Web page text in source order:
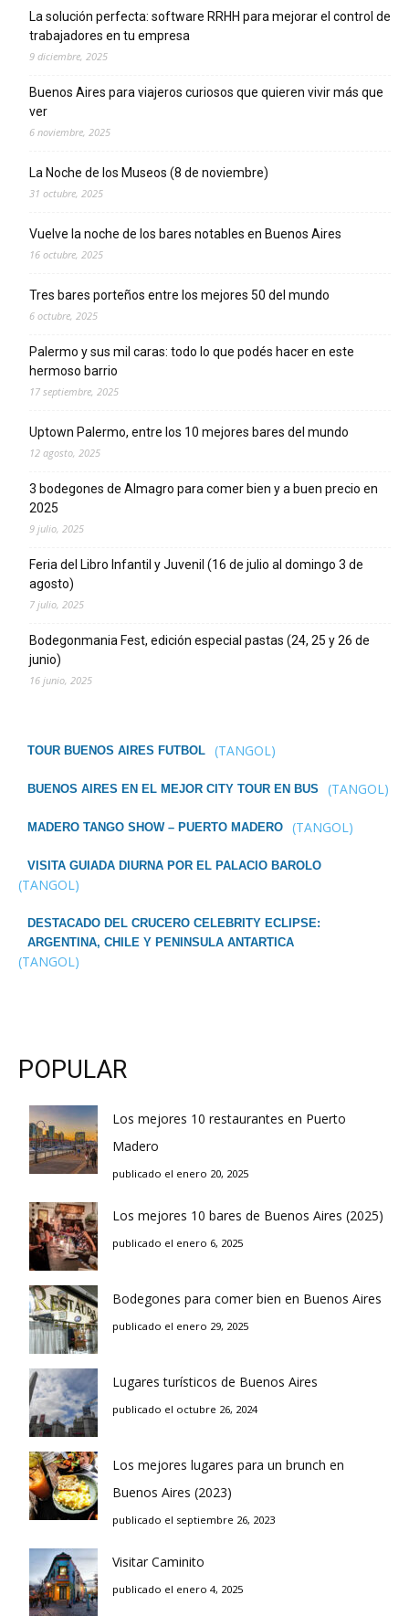
La solución perfecta: software RRHH para mejorar el control de
trabajadores en tu empresa
9 diciembre, 2025
Buenos Aires para viajeros curiosos que quieren vivir más que
ver
6 noviembre, 2025
La Noche de los Museos (8 de noviembre)
31 octubre, 2025
Vuelve la noche de los bares notables en Buenos Aires
16 octubre, 2025
Tres bares porteños entre los mejores 50 del mundo
6 octubre, 2025
Palermo y sus mil caras: todo lo que podés hacer en este
hermoso barrio
17 septiembre, 2025
Uptown Palermo, entre los 10 mejores bares del mundo
12 agosto, 2025
3 bodegones de Almagro para comer bien y a buen precio en
2025
9 julio, 2025
Feria del Libro Infantil y Juvenil (16 de julio al domingo 3 de
agosto)
7 julio, 2025
Bodegonmania Fest, edición especial pastas (24, 25 y 26 de
junio)
16 junio, 2025
TOUR BUENOS AIRES FUTBOL (TANGOL)
BUENOS AIRES EN EL MEJOR CITY TOUR EN BUS (TANGOL)
MADERO TANGO SHOW – PUERTO MADERO (TANGOL)
VISITA GUIADA DIURNA POR EL PALACIO BAROLO
(TANGOL)
DESTACADO DEL CRUCERO CELEBRITY ECLIPSE:
ARGENTINA, CHILE Y PENINSULA ANTARTICA
(TANGOL)
POPULAR
Los mejores 10 restaurantes en Puerto
Madero
publicado el enero 20, 2025
Los mejores 10 bares de Buenos Aires (2025)
publicado el enero 6, 2025
Bodegones para comer bien en Buenos Aires
publicado el enero 29, 2025
Lugares turísticos de Buenos Aires
publicado el octubre 26, 2024
Los mejores lugares para un brunch en
Buenos Aires (2023)
publicado el septiembre 26, 2023
Visitar Caminito
publicado el enero 4, 2025